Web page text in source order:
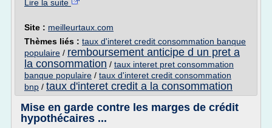
Lire la suite
Site : meilleurtaux.com
Thèmes liés : taux d'interet credit consommation banque
populaire / remboursement anticipe d un pret a
la consommation / taux interet pret consommation
banque populaire / taux d'interet credit consommation
bnp / taux d'interet credit a la consommation
Mise en garde contre les marges de crédit
hypothécaires ...